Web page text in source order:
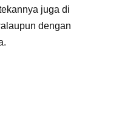
juga di
dengan